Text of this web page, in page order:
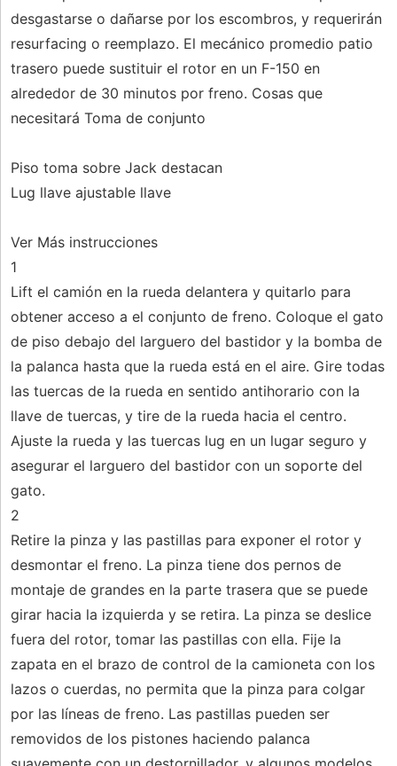
desgastarse o dañarse por los escombros, y requerirán
resurfacing o reemplazo. El mecánico promedio patio
trasero puede sustituir el rotor en un F-150 en
alrededor de 30 minutos por freno. Cosas que
necesitará Toma de conjunto
Piso toma sobre Jack destacan
Lug llave ajustable llave
Ver Más instrucciones
1
Lift el camión en la rueda delantera y quitarlo para
obtener acceso a el conjunto de freno. Coloque el gato
de piso debajo del larguero del bastidor y la bomba de
la palanca hasta que la rueda está en el aire. Gire todas
las tuercas de la rueda en sentido antihorario con la
llave de tuercas, y tire de la rueda hacia el centro.
Ajuste la rueda y las tuercas lug en un lugar seguro y
asegurar el larguero del bastidor con un soporte del
gato.
2
Retire la pinza y las pastillas para exponer el rotor y
desmontar el freno. La pinza tiene dos pernos de
montaje de grandes en la parte trasera que se puede
girar hacia la izquierda y se retira. La pinza se deslice
fuera del rotor, tomar las pastillas con ella. Fije la
zapata en el brazo de control de la camioneta con los
lazos o cuerdas, no permita que la pinza para colgar
por las líneas de freno. Las pastillas pueden ser
removidos de los pistones haciendo palanca